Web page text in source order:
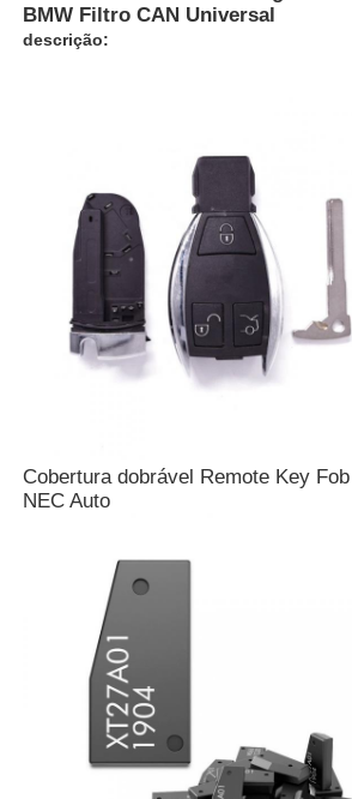
BMW Filtro CAN Universal
descrição:
Cobertura dobrável Remote Key
NEC Auto